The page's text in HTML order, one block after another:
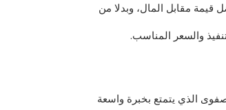
قيمة مقابل المال، وبدلا من
والسعر المناسب.
الذي يتمتع بخبرة واسعة